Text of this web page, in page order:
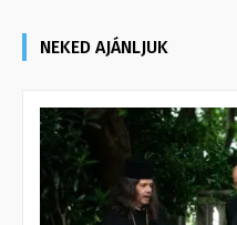
NEKED AJÁNLJUK